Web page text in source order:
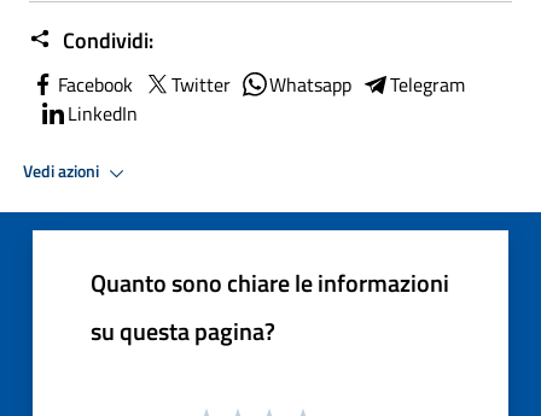
Condividi:
Facebook Twitter Whatsapp
Telegram
LinkedIn
Vedi azioni
Quanto sono chiare le informazioni
su questa pagina?